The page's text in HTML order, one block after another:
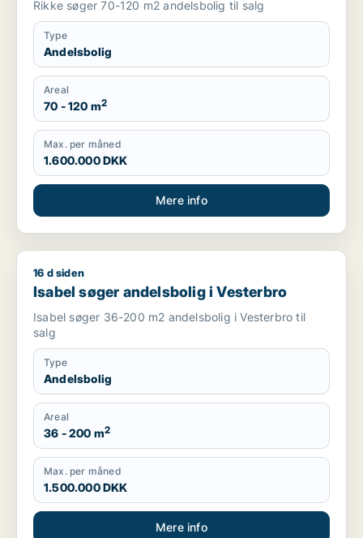
Rikke søger 70-120 m2 andelsbolig til salg
Type
Andelsbolig
Areal
70 - 120 m2
Max. per måned
1.600.000 DKK
Mere info
Isabel søger andelsbolig i Vesterbro
16 d siden
Isabel søger andelsbolig i Vesterbro
Isabel søger 36-200 m2 andelsbolig i Vesterbro til
salg
Type
Andelsbolig
Areal
36 - 200 m2
Max. per måned
1.500.000 DKK
Mere info